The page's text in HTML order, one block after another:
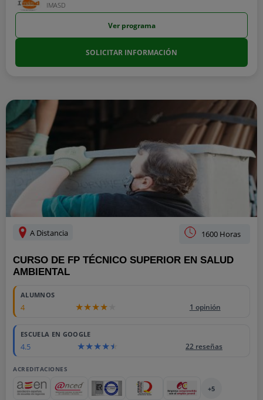
IMASD
Ver programa
SOLICITAR INFORMACIÓN
A Distancia 1600 Horas
CURSO DE FP TÉCNICO SUPERIOR EN SALUD
AMBIENTAL
ALUMNOS
4 1 opinión
ESCUELA EN GOOGLE
4.5 22 reseñas
ACREDITACIONES
+5